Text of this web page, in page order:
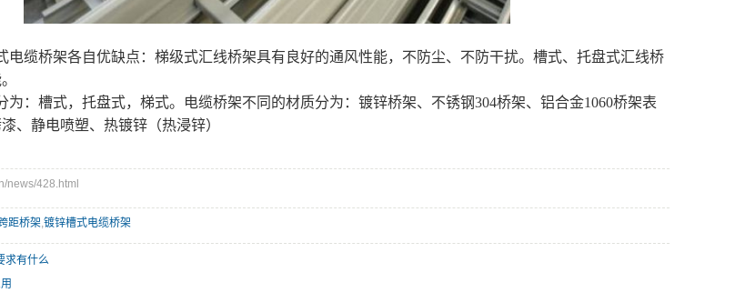
电缆桥架各自优缺点：梯级式汇线桥架具有良好的通风性能，不防尘、不防干扰。槽式、托盘式汇线桥
为：槽式，托盘式，梯式。电缆桥架不同的材质分为：镀锌桥架、不锈钢304桥架、铝合金1060桥架表
、静电喷塑、热镀锌（热浸锌）
news/428.html
距桥架,镀锌槽式电缆桥架
求有什么